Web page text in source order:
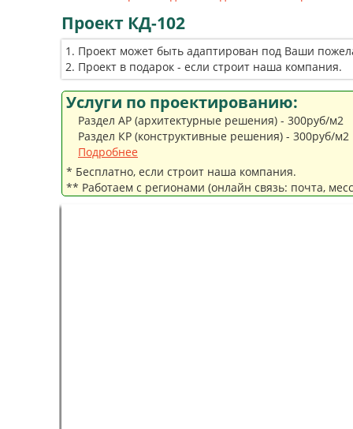
Проект КД-102
Проект может быть адаптирован под Ваши
Проект в подарок - если строит наша компания.
Услуги по проектированию:
Раздел АР (архитектурные решения) - 300руб/м2
Раздел КР (конструктивные решения) - 300руб/м2
Подробнее
* Бесплатно, если строит наша компания.
** Работаем с регионами (онлайн связь: почта,